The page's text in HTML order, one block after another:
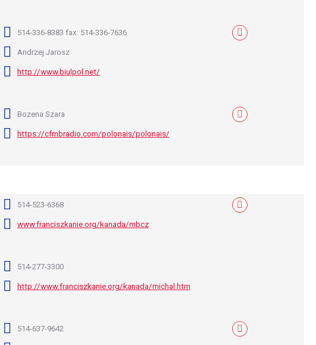
514-336-8383 fax: 514-336-7636
Andrzej Jarosz
http://www.biulpol.net/
Mail
Bozena Szara
https://cfmbradio.com/polonais/polonais/
Mail
514-523-6368
www.franciszkanie.org/kanada/mbcz
Mail
514-277-3300
http://www.franciszkanie.org/kanada/michal.htm
514-637-9642 Mail